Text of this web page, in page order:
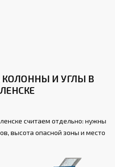
И УГЛЫ В
считаем отдельно: нужны
высота опасной зоны и место